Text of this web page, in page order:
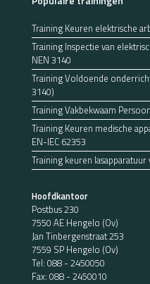
Training Keuren elektrische
Training Inspectie van
NEN 3140
Training Voldoende
3140)
Training Vakbekwaam
Training Keuren medische
EN-IEC 62353
Training keuren
Hoofdkantoor
Postbus 230
7550 AE Hengelo (Ov)
Jan Tinbergenstraat 253
7559 SP Hengelo (Ov)
Tel: 088 - 2450050
Fax: 088 - 2450010